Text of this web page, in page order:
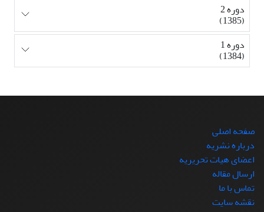
دوره 2
(1385)
دوره 1
(1384)
صفحه اصلی
درباره نشریه
اعضای هیات تحریریه
ارسال مقاله
تماس با ما
نقشه سایت